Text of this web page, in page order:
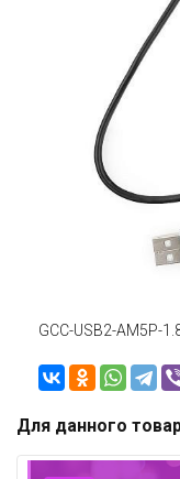
GCC-USB2-AM5P-
Для данного